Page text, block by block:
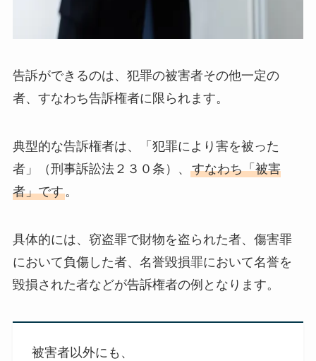
告訴ができるのは、犯罪の被害者その他一定の
者、すなわち告訴権者に限られます。
典型的な告訴権者は、「犯罪により害を被った
者」（刑事訴訟法２３０条）、 すなわち「被害
者」です。
具体的には、窃盗罪で財物を盗られた者、傷害罪
において負傷した者、名誉毀損罪において名誉を
毀損された者などが告訴権者の例となります。
被害者以外にも、